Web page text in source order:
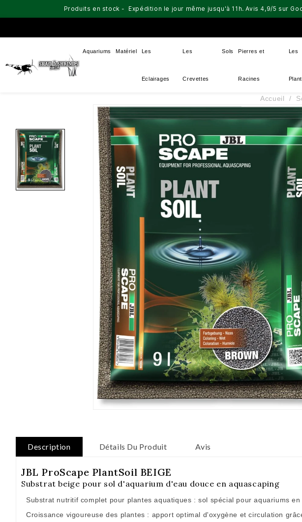
Produits en stock - Expédition le jour même jusqu'à 11h. Avis 4,9/5 sur
Aquariums Matériel Les
Eclairages
Les
Crevettes
Sols Pierres et
Racines
Les
Accueil
Description Détails Du Produit Avis
JBL ProScape PlantSoil BEIGE
Substrat beige pour sol d'aquarium d'eau douce en aquascaping
Substrat nutritif complet pour plantes aquatiques : sol spécial pour aquariums en
Croissance vigoureuse des plantes : apport optimal d'oxygène et circulation